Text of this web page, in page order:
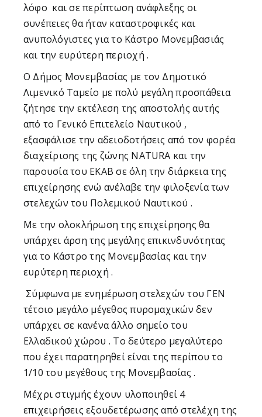
λόφο και σε περίπτωση ανάφλεξης οι
συνέπειες θα ήταν καταστροφικές και
ανυπολόγιστες για το Κάστρο Μονεμβασιάς
και την ευρύτερη περιοχή .
Ο Δήμος Μονεμβασίας με τον Δημοτικό
Λιμενικό Ταμείο με πολύ μεγάλη προσπάθεια
ζήτησε την εκτέλεση της αποστολής αυτής
από το Γενικό Επιτελείο Ναυτικού ,
εξασφάλισε την αδειοδοτήσεις από τον φορέα
διαχείρισης της ζώνης NATURA και την
παρουσία του ΕΚΑΒ σε όλη την διάρκεια της
επιχείρησης ενώ ανέλαβε την φιλοξενία των
στελεχών του Πολεμικού Ναυτικού .
Με την ολοκλήρωση της επιχείρησης θα
υπάρχει άρση της μεγάλης επικινδυνότητας
για το Κάστρο της Μονεμβασίας και την
ευρύτερη περιοχή .
Σύμφωνα με ενημέρωση στελεχών του ΓΕΝ
τέτοιο μεγάλο μέγεθος πυρομαχικών δεν
υπάρχει σε κανένα άλλο σημείο του
Ελλαδικού χώρου . Το δεύτερο μεγαλύτερο
που έχει παρατηρηθεί είναι της περίπου το
1/10 του μεγέθους της Μονεμβασίας .
Μέχρι στιγμής έχουν υλοποιηθεί 4
επιχειρήσεις εξουδετέρωσης από στελέχη της